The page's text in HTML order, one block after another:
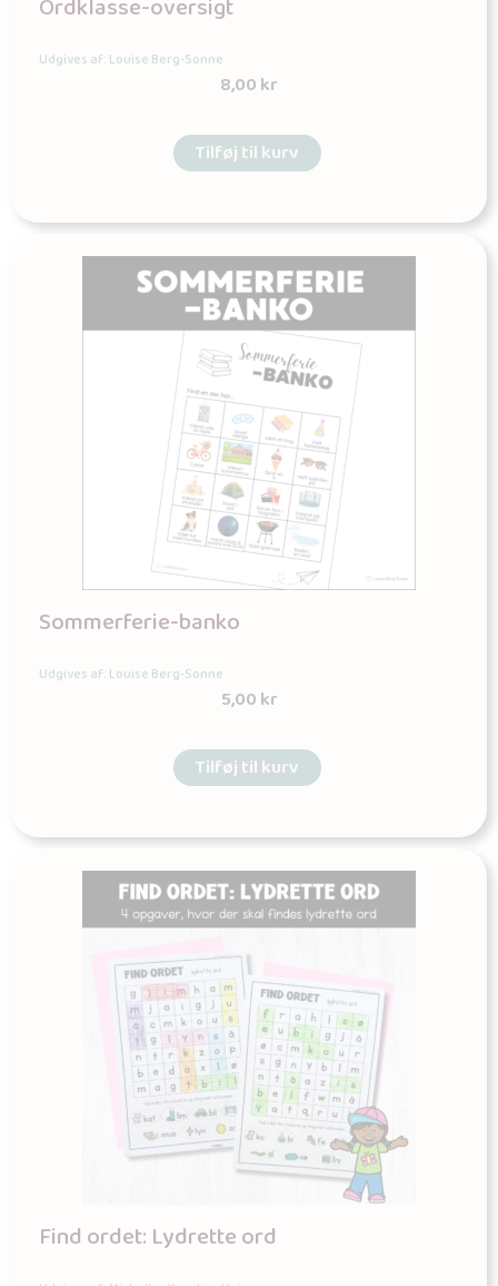
Ordklasse-oversigt
Udgives af: Louise Berg-Sonne
8,00kr
Tilføj til kurv
Sommerferie-banko
Udgives af: Louise Berg-Sonne
5,00kr
Tilføj til kurv
Find ordet: Lydrette ord